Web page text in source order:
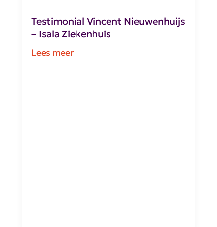
Testimonial Vincent Nieuwenhuijs
– Isala Ziekenhuis
Lees meer